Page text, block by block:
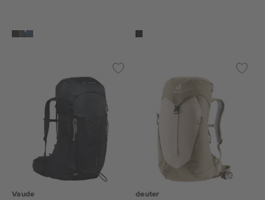
Vaude
deuter